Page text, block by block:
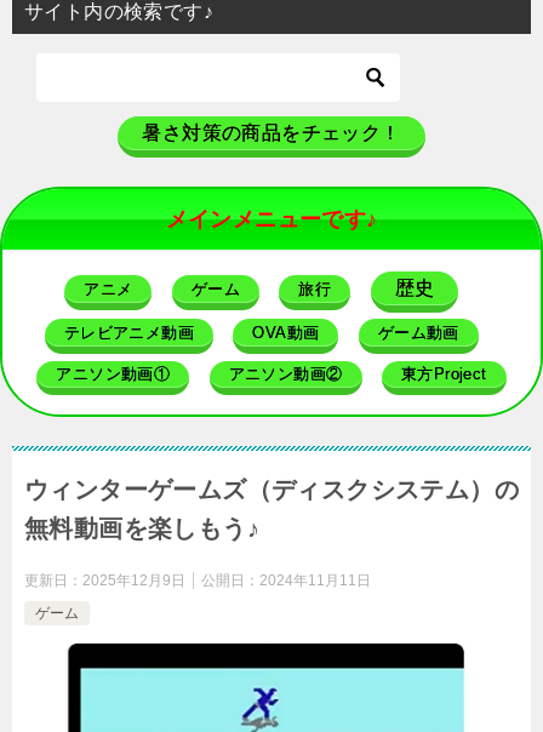
サイト内の検索です♪
暑さ対策の商品をチェック！
メインメニューです♪
アニメ ゲーム 旅行 歴史
テレビアニメ動画 OVA動画 ゲーム動画
アニソン動画① アニソン動画② 東方Project
ウィンターゲームズ（ディスクシステム）の
無料動画を楽しもう♪
更新日： 2025年12月9日 公開日： 2024年11月11日
ゲーム